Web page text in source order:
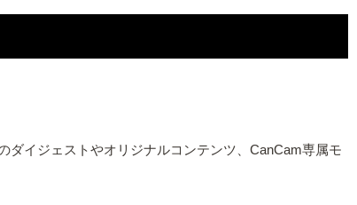
ダイジェストやオリジナルコンテンツ、CanCam専属モ